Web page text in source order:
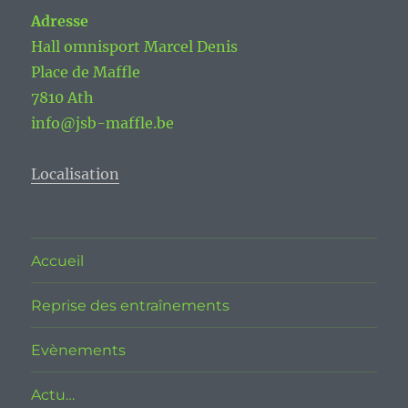
Adresse
Hall omnisport Marcel Denis
Place de Maffle
7810 Ath
info@jsb-maffle.be
Localisation
Accueil
Reprise des entraînements
Evènements
Actu…